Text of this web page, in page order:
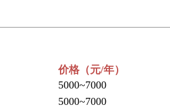
价格（元/年）
5000~7000
5000~7000